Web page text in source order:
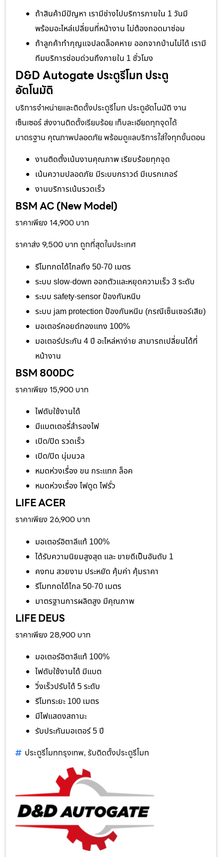
ถ้าสินค้ามีปัญหา เรามีช่างไปบริการภายใน 1 วันมี
พร้อมอะไหล่เปลี่ยนที่หน้างาน ไม่ต้องถอดมาซ่อม
ถ้าลูกค้าทำกุญแจปลดล็อคหาย ออกจากบ้านไม่ได้ เรามี
ทีมบริการซ่อมด่วนถึงภายใน 1 ชั่วโมง
D&D Autogate ประตูรีโมท ประตู
อัตโนมัติ
บริการจำหน่ายและติดตั้งประตูรีโมท ประตูอัตโนมัติ งาน
เซ็นเซอร์ ส่งงานติดตั้งเรียบร้อย เก็บละเอียดทุกจุดได้
มาตรฐาน คุณภาพปลอดภัย พร้อมดูแลบริการใส่ใจทุกขั้นตอน
งานติดตั้งเน้นงานคุณภาพ เรียบร้อยทุกจุด
เน้นความปลอดภัย มีระบบกราวด์ มีเบรกเกอร์
งานบริการเน้นรวดเร็ว
BSM AC (New Model)
ราคาเพียง 14,900 บาท
ราคาส่ง 9,500 บาท ถูกที่สุดในประเทศ
รีโมทกดได้ไกลถึง 50-70 เมตร
ระบบ slow-down ออกตัวและหยุดความเร็ว 3 ระดับ
ระบบ safety-sensor ป้องกันหนีบ
ระบบ jam protection ป้องกันหนีบ (กรณีเซ็นเซอร์เสีย)
มอเตอร์คอยด์ทองแทง 100%
มอเตอร์ประกัน 4 ปี อะไหล่หาง่าย สามารถเปลี่ยนได้ที่
หน้างาน
BSM 800DC
ราคาเพียง 15,900 บาท
ไฟดับใช้งานได้
มีแบตเตอรี่สำรองไฟ
เปิด/ปิด รวดเร็ว
เปิด/ปิด นุ่มนวล
หมดห่วงเรื่อง ขน กระแทก ล็อค
หมดห่วงเรื่อง ไฟดูด ไฟรั่ว
LIFE ACER
ราคาเพียง 26,900 บาท
มอเตอร์อิตาลีแท้ 100%
ได้รับความนิยมสูงสุด และ ขายดีเป็นอันดับ 1
คงทน สวยงาม ประหยัด คุ้มค่า คุ้มราคา
รีโมทกดได้ไกล 50-70 เมตร
มาตรฐานการผลิตสูง มีคุณภาพ
LIFE DEUS
ราคาเพียง 28,900 บาท
มอเตอร์อิตาลีแท้ 100%
ไฟดับใช้งานได้ มีแบต
วิ่งเร็วปรับได้ 5 ระดับ
รีโมทระยะ 100 เมตร
มีไฟแสดงสถานะ
รับประกันมอเตอร์ 5 ปี
ประตูรีโมทกรุงเทพ, รับติดตั้งประตูรีโมท